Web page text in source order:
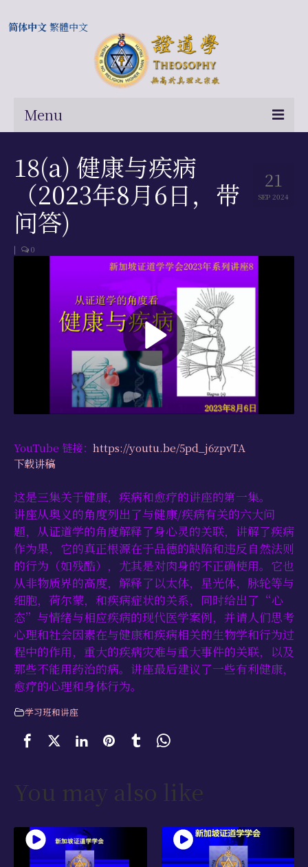
Menu
关于我们
常问问题
总部及历届会长
相关国际网站
伍廷芳与证道学在中国的历史
学习资源
书籍目录
视频资源
文献档案
最新活动
联系我们
21
SEP 2024
18(a) 健康与疾病
（2023年8月6日，带
问答)
| 0
YouTube 链接： https://youtu.be/5pd_j6zpvTA
下载讲稿
这是三集关于健康，疾病和愈疗的讲座的第一集。
讲座从奥义的角度列出了与健康/疾病有关的六大问
题，从证道学的角度解释了身心灵的关联，讲解了疾病
作为果，它的真正根源在于品德的缺陷和违反自然法则
的行为（如残酷），尤其是对肉身的不正确使用。它也
从非物质界的高度，解释了以太体，星光体，脉轮等与
细胞，荷尔蒙，和疾病症状的关系，同时给出了“心
态”与情绪与相应疾病的现代医学案例，并请人们思考
心理和社会因素在与健康和疾病相关的生物学和行为过
程中的作用，重大的疾病灾难与重大事件的关联，以及
那些不能用药治的病。讲座最后建议了一些有利健康，
愈疗的心理和身体行为。
学习班和讲座
You may also like
简体中文 繁體中文